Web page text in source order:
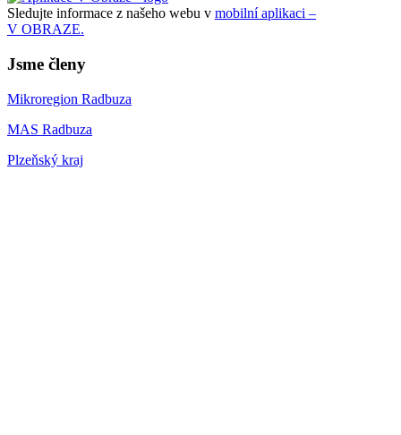
Sledujte informace z našeho webu v mobilní aplikaci –
V OBRAZE.
Jsme členy
Mikroregion Radbuza
MAS Radbuza
Plzeňský kraj